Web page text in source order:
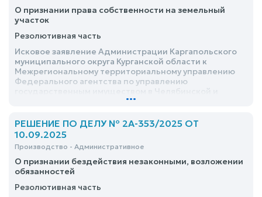
О признании права собственности на земельный
участок
Резолютивная часть
Исковое заявление Администрации Каргапольского
муниципального округа Курганской области к
Межрегиональному территориальному управлению
Федерального агентства по управлению
Курганской областях о признании права
...
РЕШЕНИЕ ПО ДЕЛУ № 2А-353/2025 ОТ
10.09.2025
Производство - Административное
О признании бездействия незаконными, возложении
обязанностей
Резолютивная часть